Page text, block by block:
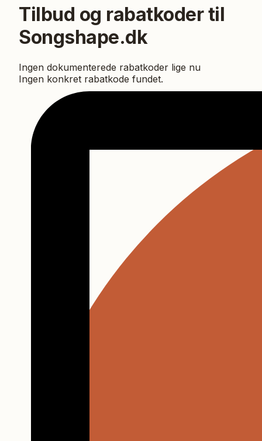
Tilbud og rabatkoder til
Songshape.dk
Ingen dokumenterede rabatkoder lige nu
Ingen konkret rabatkode fundet.